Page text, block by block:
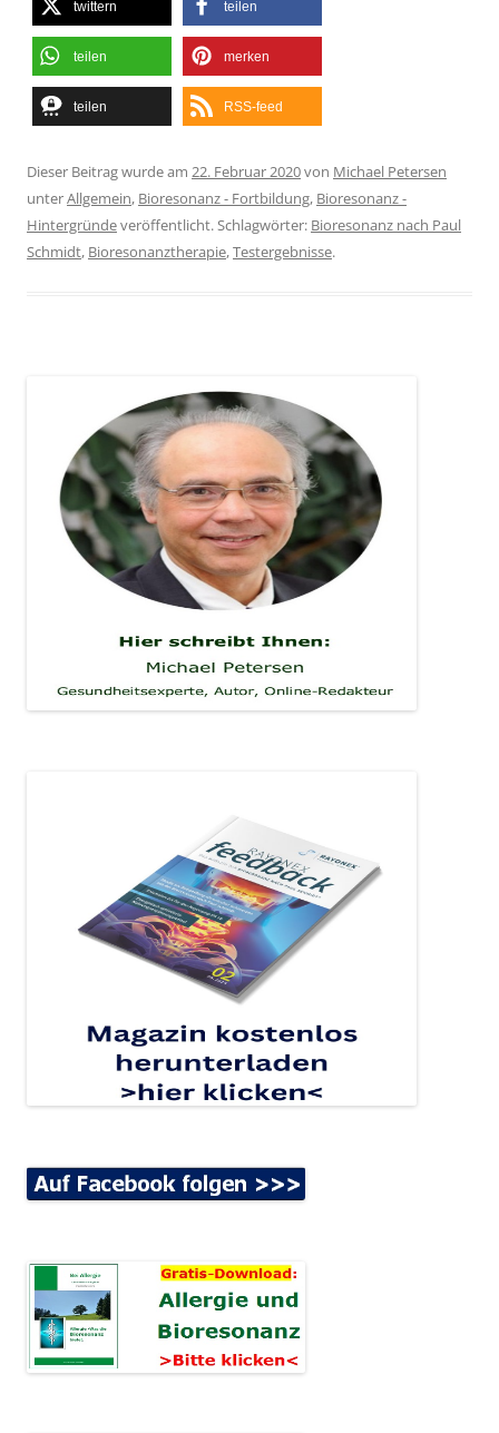
twittern teilen
teilen merken
teilen RSS-feed
Dieser Beitrag wurde am 22. Februar 2020von Michael Petersen
unterAllgemein, Bioresonanz - Fortbildung, Bioresonanz -
Hintergründeveröffentlicht. Schlagwörter: Bioresonanz nach Paul
Schmidt, Bioresonanztherapie,Testergebnisse.